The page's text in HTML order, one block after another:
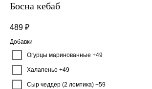
Босна кебаб
489 ₽
Добавки
Огурцы маринованные +49
Халапеньо +49
Сыр чеддер (2 ломтика) +59